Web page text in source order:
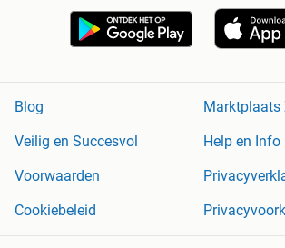
Blog
Marktplaats
Veilig en Succesvol
Help en Info
Voorwaarden
Cookiebeleid